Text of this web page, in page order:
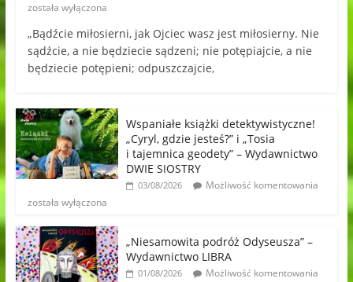
została wyłączona
„Bądźcie miłosierni, jak Ojciec wasz jest miłosierny. Nie
sądźcie, a nie będziecie sądzeni; nie potępiajcie, a nie
będziecie potępieni; odpuszczajcie,
Wspaniałe książki detektywistyczne!
„Cyryl, gdzie jesteś?” i „Tosia
i tajemnica geodety” – Wydawnictwo
DWIE SIOSTRY
03/08/2026
Możliwość komentowania
została wyłączona
„Niesamowita podróż Odyseusza” –
Wydawnictwo LIBRA
01/08/2026
Możliwość komentowania